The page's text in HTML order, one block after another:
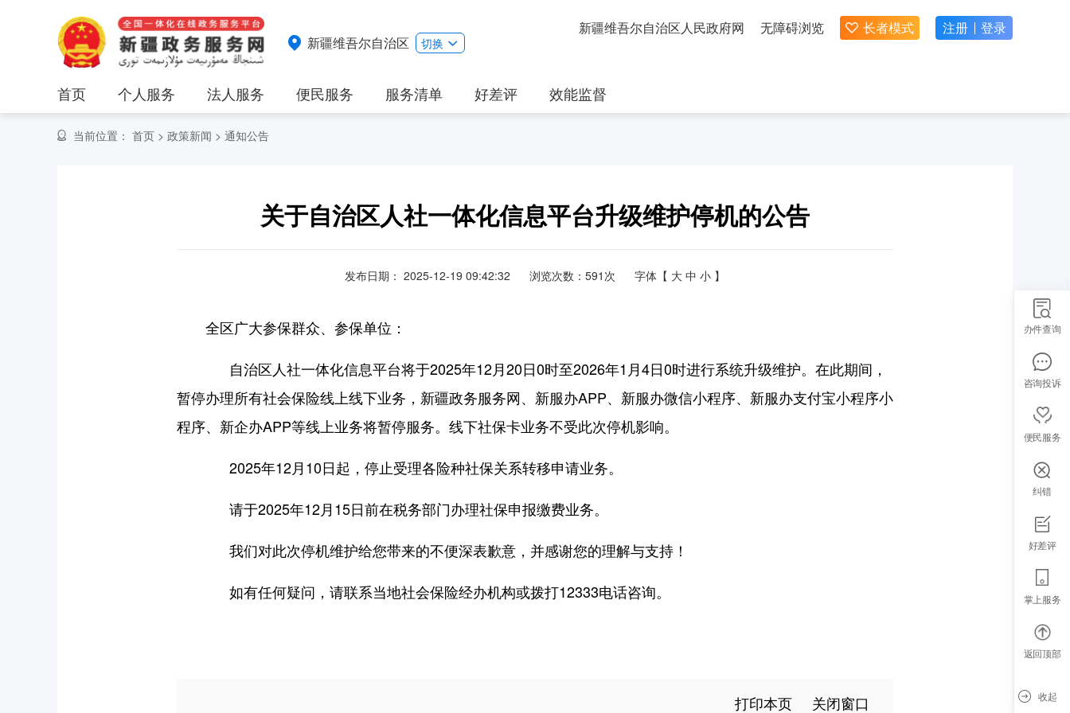
新疆维吾尔自治区 切换
新疆维吾尔自治区人民政府网 无障碍浏览 长者模式 注册 登录
首页 个人服务 法人服务 便民服务 服务清单 好差评 效能监督
当前位置： 首页 > 政策新闻 > 通知公告
关于自治区人社一体化信息平台升级维护停机的公告
发布日期： 2025-12-19 09:42:32 浏览次数： 591 次 字体【 大 中 小 】
全区广大参保群众、参保单位：
自治区人社一体化信息平台将于2025年12月20日0时至2026年1月4日0时进行系统升级维护。在此期间，
暂停办理所有社会保险线上线下业务，新疆政务服务网、新服办APP、新服办微信小程序、新服办支付宝小程序小
程序、新企办APP等线上业务将暂停服务。线下社保卡业务不受此次停机影响。
2025年12月10日起，停止受理各险种社保关系转移申请业务。
请于2025年12月15日前在税务部门办理社保申报缴费业务。
我们对此次停机维护给您带来的不便深表歉意，并感谢您的理解与支持！
如有任何疑问，请联系当地社会保险经办机构或拨打12333电话咨询。
打印本页 关闭窗口
办件查询
咨询投诉
便民服务
纠错
好差评
掌上服务
返回顶部
收起